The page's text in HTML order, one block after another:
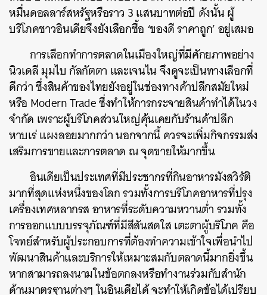
หมื่นดอลลาร์สหรัฐหรือราว 3 แสนบาทต่อปี ดังนั้น ผู้
บริโภคชาวอินเดียจึงยังเลือกซื้อ ‘ของดี ราคาถูก’ อยู่เสมอ
การเลือกทำการตลาดในเมืองใหญ่ที่มีศักยภาพอย่าง
นิวเดลี มุมไบ กัลกัตตา และเจนไน จึงดูจะเป็นทางเลือกที่
ดีกว่า ซึ่งสินค้าของไทยยังอยู่ในช่องทางค้าปลีกสมัยใหม่
หรือ Modern Trade ซึ่งทำให้การกระจายสินค้าทำได้ในวง
จำกัด เพราะผู้บริโภคส่วนใหญ่คุ้นเคยกับร้านค้าปลีก
หาบเร่ แผงลอยมากกว่า นอกจากนี้ ควรจะเพิ่มกิจกรรมส่ง
เสริมการขายและการตลาด ณ จุดขายให้มากขึ้น
อินเดียเป็นประเทศที่มีประชากรที่กินอาหารมังสวิรัติ
มากที่สุดแห่งหนึ่งของโลก รวมทั้งการบริโภคอาหารที่ปรุง
เครื่องเทศหลากรส อาหารที่ระดับความหวานต่ำ รวมทั้ง
การออกแบบบรรจุภัณฑ์ที่มีสีสันสดใส เตะตาผู้บริโภค คือ
โจทย์สำหรับผู้ประกอบการที่ต้องทำความเข้าใจเพื่อนำไป
พัฒนาสินค้าและบริการให้เหมาะสมกับตลาดนี้มากยิ่งขึ้น
หากสามารถลงนามในข้อตกลงหรือทำงานร่วมกับสำนัก
ด้านมาตรฐานต่างๆ ในอินเดียได้ จะทำให้เกิดข้อได้เปรียบ